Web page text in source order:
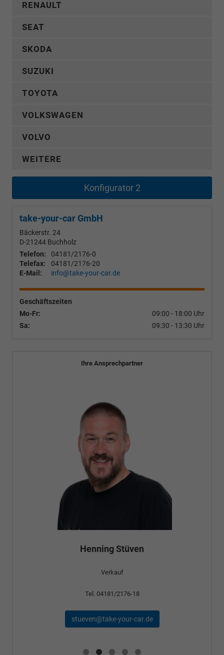
RENAULT
SEAT
SKODA
SUZUKI
TOYOTA
VOLKSWAGEN
VOLVO
WEITERE
Konfigurator 2
take-your-car GmbH
Bäckerstr. 24
D-21244 Buchholz
Telefon:
04181/2176-0
Telefax:
04181/2176-20
E-Mail:
info@take-your-car.de
Geschäftszeiten
Mo-Fr:
09:00 - 18:00 Uhr
Sa:
09:30 - 13:30 Uhr
Ihre Ansprechpartner
Henning Stüven
Verkauf
Tel. 04181/2176-18
stueven@take-your-car.de